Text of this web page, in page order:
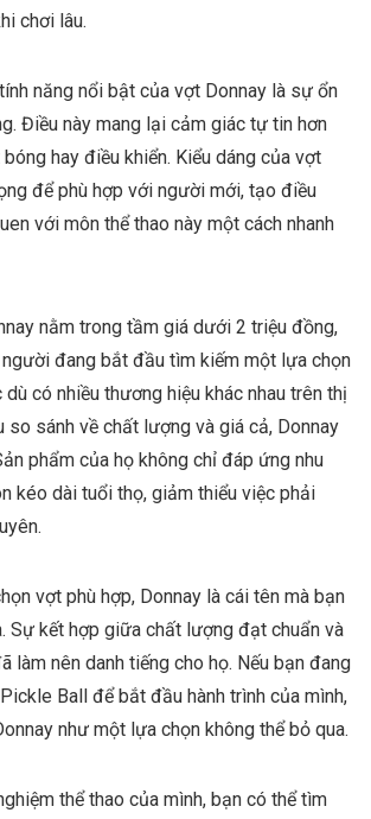
chơi lâu.
năng nổi bật của vợt Donnay là sự ổn
Điều này mang lại cảm giác tự tin hơn
hay điều khiển. Kiểu dáng của vợt
để phù hợp với người mới, tạo điều
với môn thể thao này một cách nhanh
nằm trong tầm giá dưới 2 triệu đồng,
đang bắt đầu tìm kiếm một lựa chọn
có nhiều thương hiệu khác nhau trên thị
so sánh về chất lượng và giá cả, Donnay
phẩm của họ không chỉ đáp ứng nhu
kéo dài tuổi thọ, giảm thiểu việc phải
vợt phù hợp, Donnay là cái tên mà bạn
Sự kết hợp giữa chất lượng đạt chuẩn và
làm nên danh tiếng cho họ. Nếu bạn đang
Ball để bắt đầu hành trình của mình,
như một lựa chọn không thể bỏ qua.
thể thao của mình, bạn có thể tìm